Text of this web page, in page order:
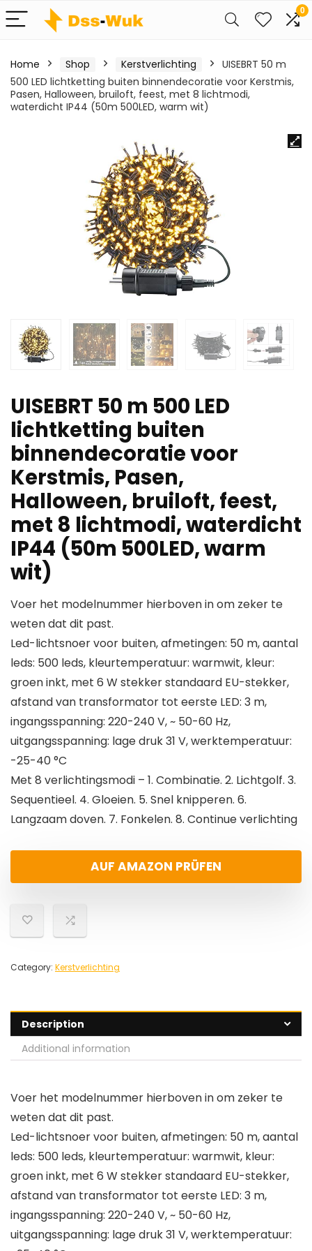
0
Home Shop Kerstverlichting
UISEBRT 50 m
500 LED lichtketting buiten binnendecoratie voor Kerstmis,
Pasen, Halloween, bruiloft, feest, met 8 lichtmodi,
waterdicht IP44 (50m 500LED, warm wit)
UISEBRT 50 m 500 LED
lichtketting buiten
binnendecoratie voor
Kerstmis, Pasen,
Halloween, bruiloft, feest,
met 8 lichtmodi, waterdicht
IP44 (50m 500LED, warm
wit)
Voer het modelnummer hierboven in om zeker te
weten dat dit past.
Led-lichtsnoer voor buiten, afmetingen: 50 m, aantal
leds: 500 leds, kleurtemperatuur: warmwit, kleur:
groen inkt, met 6 W stekker standaard EU-stekker,
afstand van transformator tot eerste LED: 3 m,
ingangsspanning: 220-240 V, ~ 50-60 Hz,
uitgangsspanning: lage druk 31 V, werktemperatuur:
-25-40 °C
Met 8 verlichtingsmodi – 1. Combinatie. 2. Lichtgolf. 3.
Sequentieel. 4. Gloeien. 5. Snel knipperen. 6.
Langzaam doven. 7. Fonkelen. 8. Continue verlichting
AUF AMAZON PRÜFEN
Category: Kerstverlichting
Description
Additional information
Voer het modelnummer hierboven in om zeker te
weten dat dit past.
Led-lichtsnoer voor buiten, afmetingen: 50 m, aantal
leds: 500 leds, kleurtemperatuur: warmwit, kleur:
groen inkt, met 6 W stekker standaard EU-stekker,
afstand van transformator tot eerste LED: 3 m,
ingangsspanning: 220-240 V, ~ 50-60 Hz,
uitgangsspanning: lage druk 31 V, werktemperatuur: